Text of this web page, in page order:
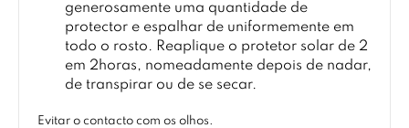
generosamente uma quantidade de
protector e espalhar de uniformemente em
todo o rosto. Reaplique o protetor solar de 2
em 2horas, nomeadamente depois de nadar,
de transpirar ou de se secar.
Evitar o contacto com os olhos.